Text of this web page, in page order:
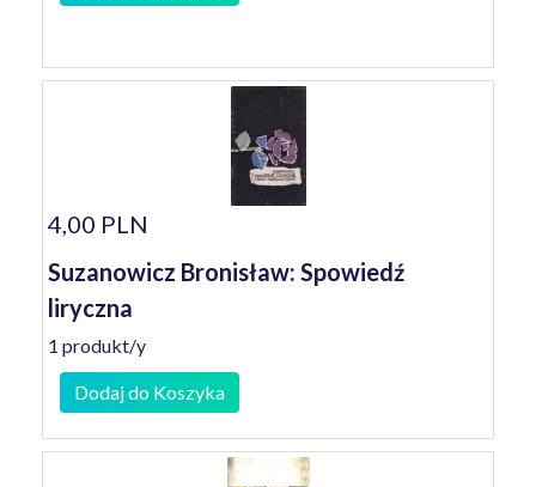
4,00 PLN
Suzanowicz Bronisław: Spowiedź
liryczna
1 produkt/y
Dodaj do Koszyka